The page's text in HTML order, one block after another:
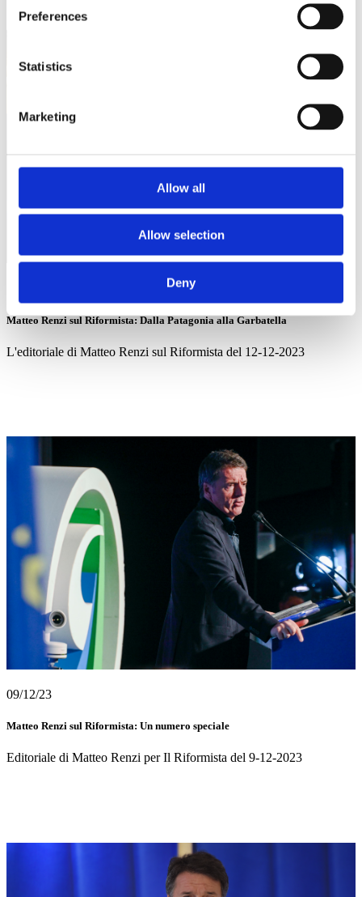
Preferences
Statistics
Marketing
Allow all
Allow selection
Deny
Matteo Renzi sul Riformista: Dalla Patagonia alla Garbatella
L'editoriale di Matteo Renzi sul Riformista del 12-12-2023
09/12/23
Matteo Renzi sul Riformista: Un numero speciale
Editoriale di Matteo Renzi per Il Riformista del 9-12-2023